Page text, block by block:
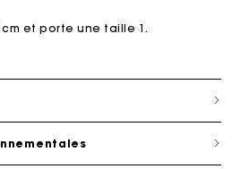
cm et porte une taille 1.